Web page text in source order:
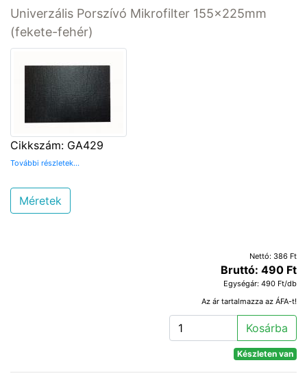
Univerzális Porszívó Mikrofilter 155x225mm
(fekete-fehér)
Cikkszám: GA429
További részletek...
Méretek
Nettó: 386 Ft
Bruttó: 490 Ft
Egységár: 490 Ft/db
Az ár tartalmazza az ÁFA-t!
Kosárba
Készleten van